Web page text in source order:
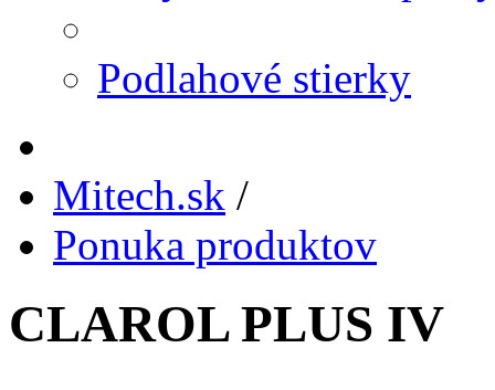
Podlahové stierky
Mitech.sk /
Ponuka produktov
CLAROL PLUS IV